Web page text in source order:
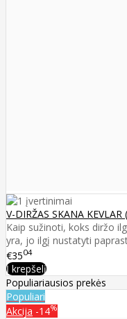
V-DIRŽAS SKANA
Kaip sužinoti, koks diržo
yra, jo ilgį nustatyti
€3504
Į krepšelį
Populiariausios prekės
Populiari
Akcija -14%